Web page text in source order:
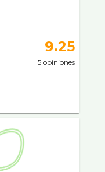
9.25
5 opiniones